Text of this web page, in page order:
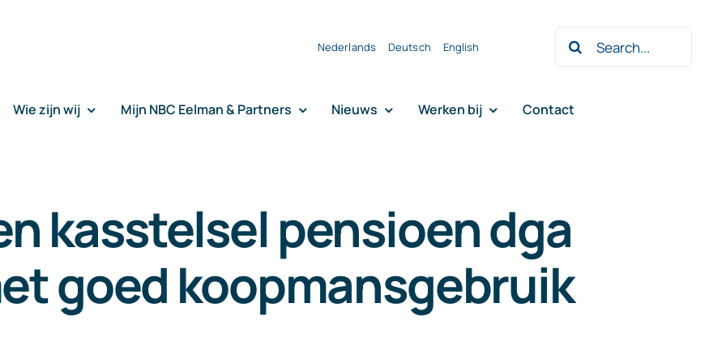
Nederlands Deutsch English
Zoeken
naar:
Wie zijn wij Mijn NBC Eelman & Partners Nieuws Werken bij Contact
kasstelsel pensioen dga
goed koopmansgebruik